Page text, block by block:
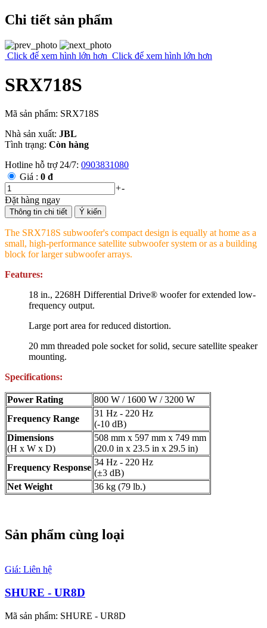
Chi tiết sản phẩm
Click để xem hình lớn hơn Click để xem hình lớn hơn
SRX718S
Mã sản phẩm: SRX718S
Nhà sản xuất: JBL
Tình trạng: Còn hàng
Hotline hỗ trợ 24/7: 0903831080
Giá : 0 đ
+-
Đặt hàng ngay
Thông tin chi tiết Ý kiến
The SRX718S subwoofer's compact design is equally at home as a
small, high-performance satellite subwoofer system or as a building
block for larger subwoofer arrays.
Features:
18 in., 2268H Differential Drive® woofer for extended low-
frequency output.
Large port area for reduced distortion.
20 mm threaded pole socket for solid, secure satellite speaker
mounting.
Specifications:
Power Rating
800 W / 1600 W / 3200 W
Frequency Range
31 Hz - 220 Hz
(-10 dB)
Dimensions
(H x W x D)
508 mm x 597 mm x 749 mm
(20.0 in x 23.5 in x 29.5 in)
Frequency Response
34 Hz - 220 Hz
(±3 dB)
Net Weight
36 kg (79 lb.)
Sản phẩm cùng loại
Giá: Liên hệ
SHURE - UR8D
Mã sản phẩm: SHURE - UR8D